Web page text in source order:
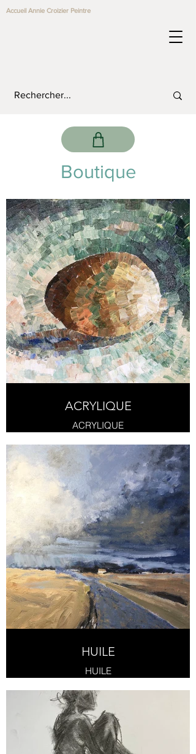
Accueil Annie Croizier Peintre
Boutique
ACRYLIQUE
ACRYLIQUE
HUILE
HUILE